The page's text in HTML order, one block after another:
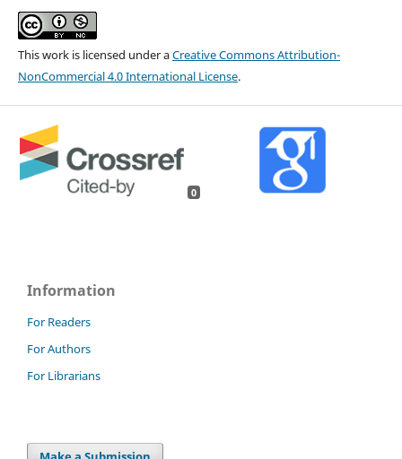
This work is licensed under aCreative Commons Attribution-
NonCommercial 4.0 International License.
0
Information
For Readers
For Authors
For Librarians